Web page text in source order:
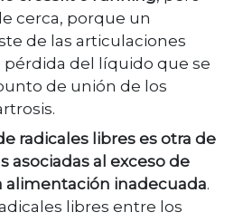
cerca, porque un
de las articulaciones
del líquido que se
de unión de los
radicales libres es otra de
asociadas al exceso de
alimentación inadecuada.
libres entre los